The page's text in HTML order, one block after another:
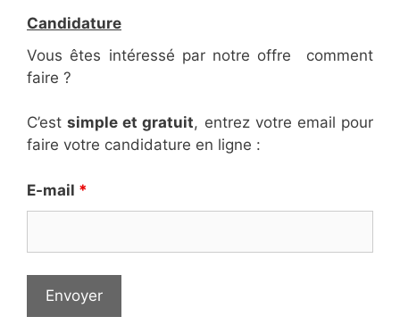
Candidature
Vous êtes intéressé par notre offre comment
faire ?
C’estsimple et gratuit, entrez votre email pour
faire votre candidature en ligne :
E-mail *